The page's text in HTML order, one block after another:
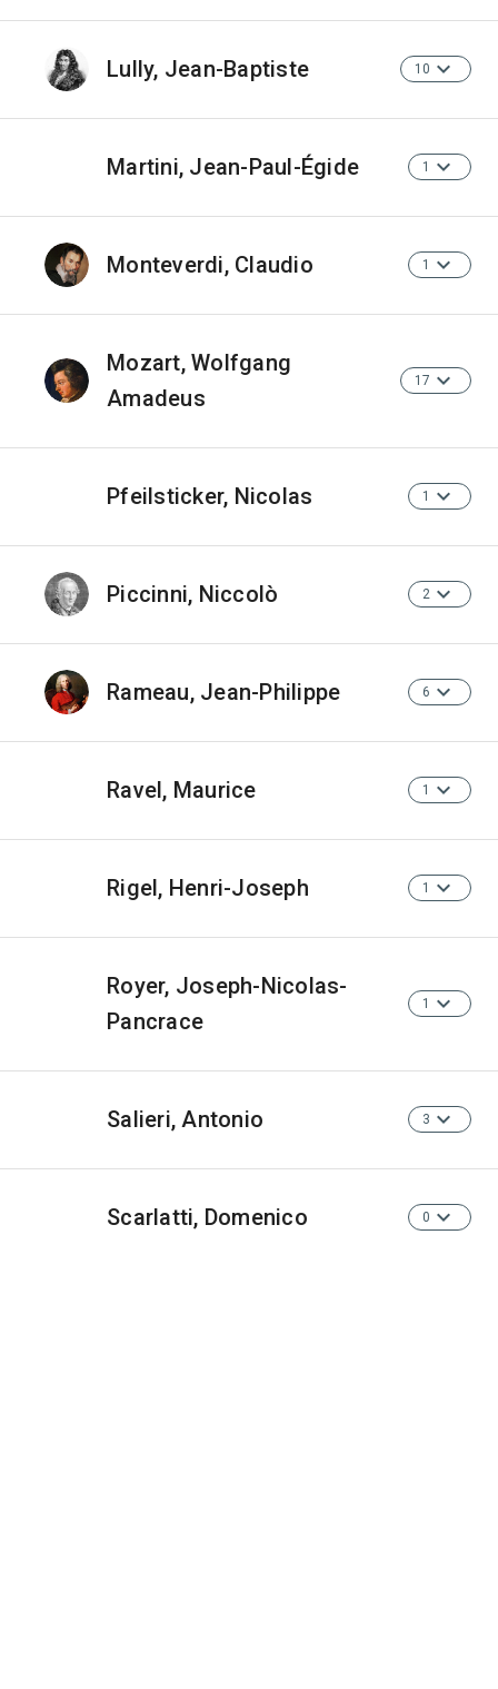
Lully, Jean-Baptiste 10
Martini, Jean-Paul-Égide 1
Monteverdi, Claudio 1
Mozart, Wolfgang
Amadeus
17
Pfeilsticker, Nicolas 1
Piccinni, Niccolò 2
Rameau, Jean-Philippe 6
Ravel, Maurice 1
Rigel, Henri-Joseph 1
Royer, Joseph-Nicolas-
Pancrace
1
Salieri, Antonio 3
Scarlatti, Domenico 0